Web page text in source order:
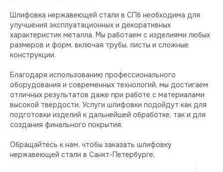
Шлифовка нержавеющей стали в СПб необходима для
улучшения эксплуатационных и декоративных
характеристик металла. Мы работаем с изделиями любых
размеров и форм, включая трубы, листы и сложные
конструкции.
Благодаря использованию профессионального
оборудования и современных технологий, мы достигаем
отличных результатов даже при работе с материалами
высокой твердости. Услуги шлифовки подойдут как для
подготовки изделий к дальнейшей обработке, так и для
создания финального покрытия.
Обращайтесь к нам, чтобы заказать шлифовку
нержавеющей стали в Санкт-Петербурге.